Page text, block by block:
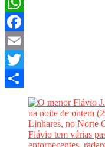
WhatsApp
Facebook
Email
Twitter